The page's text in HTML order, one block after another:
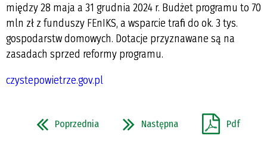
między 28 maja a 31 grudnia 2024 r. Budżet programu to 70
mln zł z funduszy FEnIKS, a wsparcie trafi do ok. 3 tys.
gospodarstw domowych. Dotacje przyznawane są na
zasadach sprzed reformy programu.
czystepowietrze.gov.pl
Poprzednia Następna Pdf